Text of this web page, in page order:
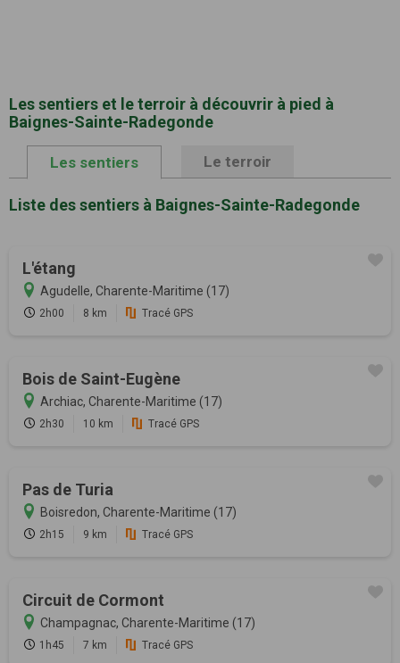
Les sentiers et le terroir à découvrir à pied à
Baignes-Sainte-Radegonde
Les sentiers Le terroir
Liste des sentiers à Baignes-Sainte-Radegonde
L'étang
Agudelle, Charente-Maritime (17)
2h00 8 km Tracé GPS
Bois de Saint-Eugène
Archiac, Charente-Maritime (17)
2h30 10 km Tracé GPS
Pas de Turia
Boisredon, Charente-Maritime (17)
2h15 9 km Tracé GPS
Circuit de Cormont
Champagnac, Charente-Maritime (17)
1h45 7 km Tracé GPS